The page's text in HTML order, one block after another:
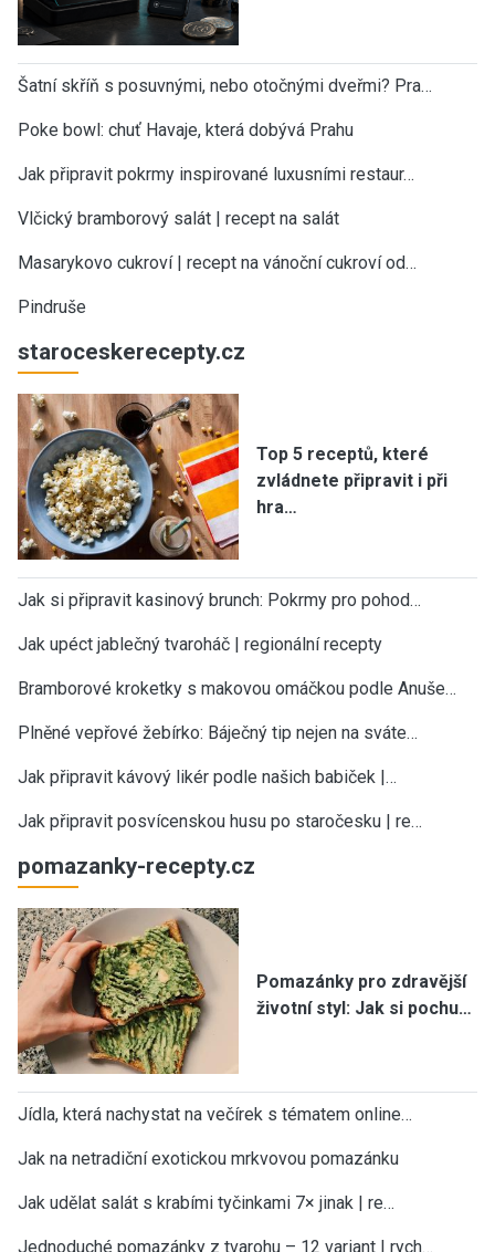
Šatní skříň s posuvnými, nebo otočnými dveřmi? Pra…
Poke bowl: chuť Havaje, která dobývá Prahu
Jak připravit pokrmy inspirované luxusními restaur…
Vlčický bramborový salát | recept na salát
Masarykovo cukroví | recept na vánoční cukroví od…
Pindruše
staroceskerecepty.cz
Top 5 receptů, které
zvládnete připravit i při
hra…
Jak si připravit kasinový brunch: Pokrmy pro pohod…
Jak upéct jablečný tvaroháč | regionální recepty
Bramborové kroketky s makovou omáčkou podle Anuše…
Plněné vepřové žebírko: Báječný tip nejen na sváte…
Jak připravit kávový likér podle našich babiček |…
Jak připravit posvícenskou husu po staročesku | re…
pomazanky-recepty.cz
Pomazánky pro zdravější
životní styl: Jak si pochu…
Jídla, která nachystat na večírek s tématem online…
Jak na netradiční exotickou mrkvovou pomazánku
Jak udělat salát s krabími tyčinkami 7× jinak | re…
Jednoduché pomazánky z tvarohu – 12 variant | rych…